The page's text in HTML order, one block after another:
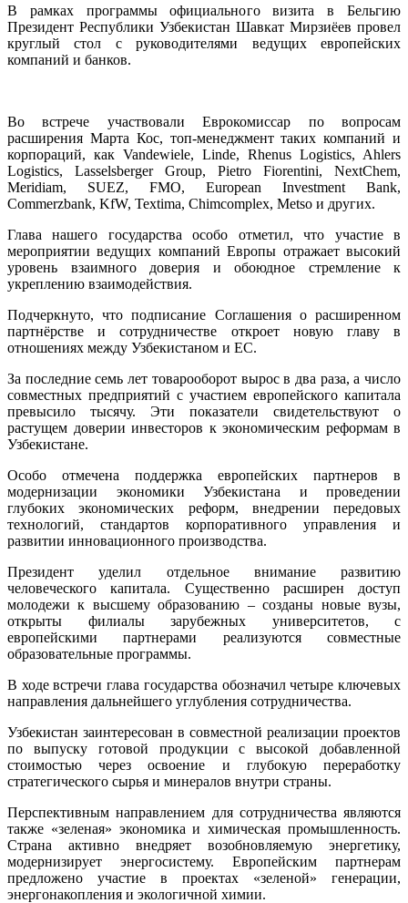
В рамках программы официального визита в Бельгию
Президент Республики Узбекистан Шавкат Мирзиёев провел
круглый стол с руководителями ведущих европейских
компаний и банков.
Во встрече участвовали Еврокомиссар по вопросам
расширения Марта Кос, топ-менеджмент таких компаний и
корпораций, как Vandewiele, Linde, Rhenus Logistics, Ahlers
Logistics, Lasselsberger Group, Pietro Fiorentini, NextChem,
Meridiam, SUEZ, FMO, European Investment Bank,
Commerzbank, KfW, Textima, Chimcomplex, Metso и других.
Глава нашего государства особо отметил, что участие в
мероприятии ведущих компаний Европы отражает высокий
уровень взаимного доверия и обоюдное стремление к
укреплению взаимодействия.
Подчеркнуто, что подписание Соглашения о расширенном
партнёрстве и сотрудничестве откроет новую главу в
отношениях между Узбекистаном и ЕС.
За последние семь лет товарооборот вырос в два раза, а число
совместных предприятий с участием европейского капитала
превысило тысячу. Эти показатели свидетельствуют о
растущем доверии инвесторов к экономическим реформам в
Узбекистане.
Особо отмечена поддержка европейских партнеров в
модернизации экономики Узбекистана и проведении
глубоких экономических реформ, внедрении передовых
технологий, стандартов корпоративного управления и
развитии инновационного производства.
Президент уделил отдельное внимание развитию
человеческого капитала. Существенно расширен доступ
молодежи к высшему образованию – созданы новые вузы,
открыты филиалы зарубежных университетов, с
европейскими партнерами реализуются совместные
образовательные программы.
В ходе встречи глава государства обозначил четыре ключевых
направления дальнейшего углубления сотрудничества.
Узбекистан заинтересован в совместной реализации проектов
по выпуску готовой продукции с высокой добавленной
стоимостью через освоение и глубокую переработку
стратегического сырья и минералов внутри страны.
Перспективным направлением для сотрудничества являются
также «зеленая» экономика и химическая промышленность.
Страна активно внедряет возобновляемую энергетику,
модернизирует энергосистему. Европейским партнерам
предложено участие в проектах «зеленой» генерации,
энергонакопления и экологичной химии.